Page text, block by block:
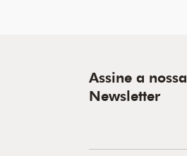
Assine a nossa
Newsletter